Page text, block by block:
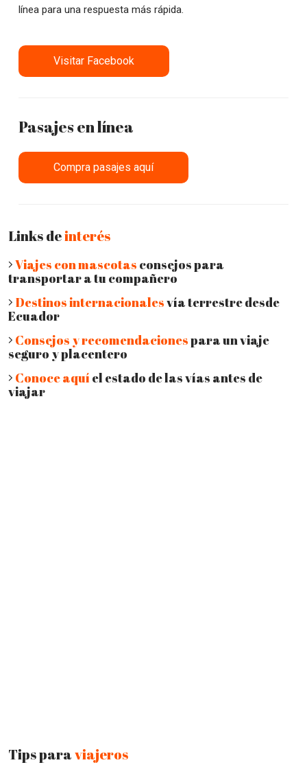
línea para una respuesta más rápida.
Visitar Facebook
Pasajes en línea
Compra pasajes aquí
Links deinterés
Viajes con mascotas consejos para
transportar a tu compañero
Destinos internacionalesvía terrestre desde
Ecuador
Consejos y recomendacionespara un viaje
seguro y placentero
Conoce aquíel estado de las vías antes de
viajar
Tips paraviajeros